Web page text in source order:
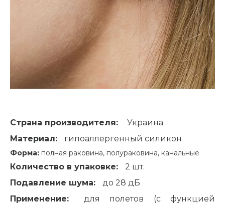
Страна производителя:
Украина
Материал:
гипоаллергенный силикон
Форма: полная раковина, полураковина, канальные
Количество в упаковке:
2 шт.
Подавление шума:
до 28 дБ
Применение:
для полетов (с функцией